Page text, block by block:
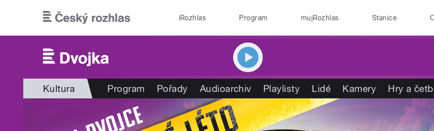
iRozhlas Program mujRozhlas Stanice
Kultura Program Pořady Audioarchiv Playlisty Lidé Kamery Hry a